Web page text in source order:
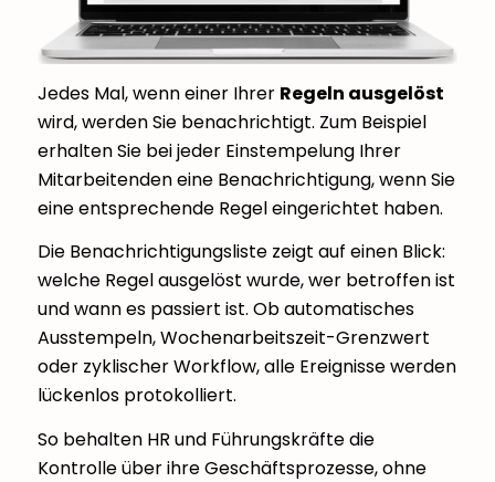
Jedes Mal, wenn einer Ihrer Regeln ausgelöst
wird, werden Sie benachrichtigt. Zum Beispiel
erhalten Sie bei jeder Einstempelung Ihrer
Mitarbeitenden eine Benachrichtigung, wenn Sie
eine entsprechende Regel eingerichtet haben.
Die Benachrichtigungsliste zeigt auf einen Blick:
welche Regel ausgelöst wurde, wer betroffen ist
und wann es passiert ist. Ob automatisches
Ausstempeln, Wochenarbeitszeit-Grenzwert
oder zyklischer Workflow, alle Ereignisse werden
lückenlos protokolliert.
So behalten HR und Führungskräfte die
Kontrolle über ihre Geschäftsprozesse, ohne